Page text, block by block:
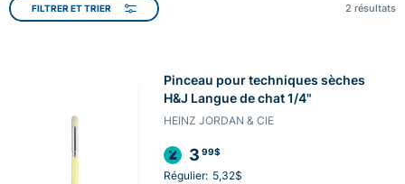
FILTRER ET TRIER 2 résultats
Pinceau pour techniques sèches
H&J Langue de chat 1/4"
HEINZ JORDAN & CIE
3 99$
Régulier: 5,32$